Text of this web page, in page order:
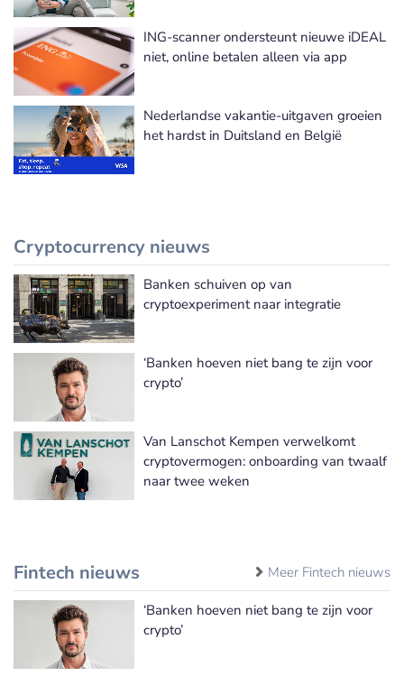
ING-scanner ondersteunt nieuwe iDEAL
niet, online betalen alleen via app
Nederlandse vakantie-uitgaven groeien
het hardst in Duitsland en België
Cryptocurrency nieuws
Meer Cryptocurrency nieuws
Banken schuiven op van
cryptoexperiment naar integratie
‘Banken hoeven niet bang te zijn voor
crypto’
Van Lanschot Kempen verwelkomt
cryptovermogen: onboarding van twaalf
naar twee weken
Fintech nieuws Meer Fintech nieuws
‘Banken hoeven niet bang te zijn voor
crypto’